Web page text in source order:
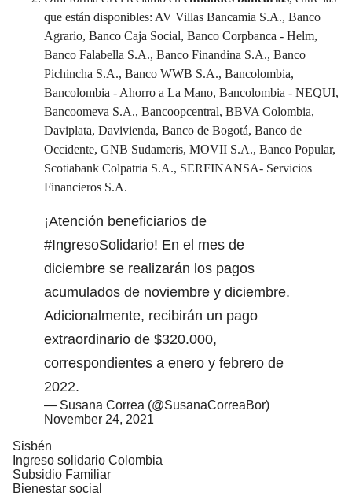
que están disponibles: AV Villas Bancamia S.A., Banco
Agrario, Banco Caja Social, Banco Corpbanca - Helm,
Banco Falabella S.A., Banco Finandina S.A., Banco
Pichincha S.A., Banco WWB S.A., Bancolombia,
Bancolombia - Ahorro a La Mano, Bancolombia - NEQUI,
Bancoomeva S.A., Bancoopcentral, BBVA Colombia,
Daviplata, Davivienda, Banco de Bogotá, Banco de
Occidente, GNB Sudameris, MOVII S.A., Banco Popular,
Scotiabank Colpatria S.A., SERFINANSA- Servicios
Financieros S.A.
¡Atención beneficiarios de
#IngresoSolidario! En el mes de
diciembre se realizarán los pagos
acumulados de noviembre y diciembre.
Adicionalmente, recibirán un pago
extraordinario de $320.000,
correspondientes a enero y febrero de
2022.
— Susana Correa (@SusanaCorreaBor)
November 24, 2021
Sisbén
Ingreso solidario Colombia
Subsidio Familiar
Bienestar social